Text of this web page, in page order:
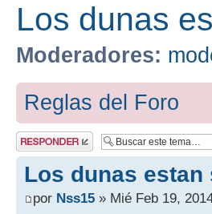
Los dunas
Moderadores:
Reglas del Foro
Publicar una
respuesta
Los dunas
por Nss15 » Mié Feb 19,